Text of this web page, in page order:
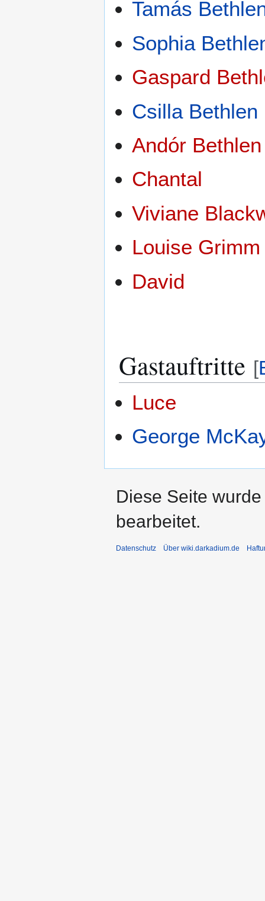
Tamás
Sophia
Gaspard
Csilla Bethlen
Andór Bethlen
Chantal
Viviane
Louise Grimm
David
Gastauftritte [
Luce
George
Diese Seite
bearbeitet.
Datenschutz Über wiki.darkadium.de